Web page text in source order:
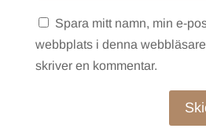
Spara mitt namn, min e-
webbplats i denna
skriver en kommentar.